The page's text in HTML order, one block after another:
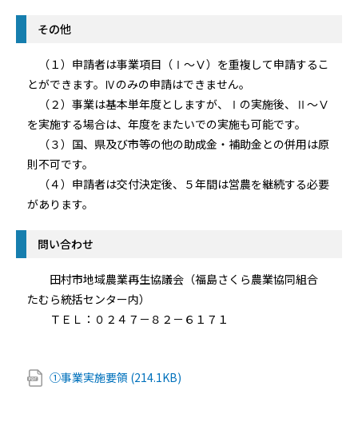
その他
（１）申請者は事業項目（Ⅰ～Ⅴ）を重複して申請するこ
とができます。Ⅳのみの申請はできません。
（２）事業は基本単年度としますが、Ⅰの実施後、Ⅱ～Ⅴ
を実施する場合は、年度をまたいでの実施も可能です。
（３）国、県及び市等の他の助成金・補助金との併用は原
則不可です。
（４）申請者は交付決定後、５年間は営農を継続する必要
があります。
問い合わせ
田村市地域農業再生協議会（福島さくら農業協同組合
たむら統括センター内）
ＴＥＬ：０２４７－８２－６１７１
①事業実施要領 (214.1KB)